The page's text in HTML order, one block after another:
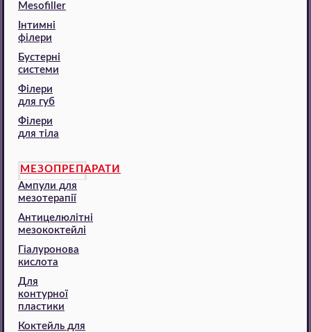
Mesofiller
Інтимні
філери
Бустерні
системи
Філери
для губ
Філери
для тіла
МЕЗОПРЕПАРАТИ
Ампули для
мезотерапії
Антицелюлітні
мезококтейлі
Гіалуронова
кислота
Для
контурної
пластики
Коктейль для